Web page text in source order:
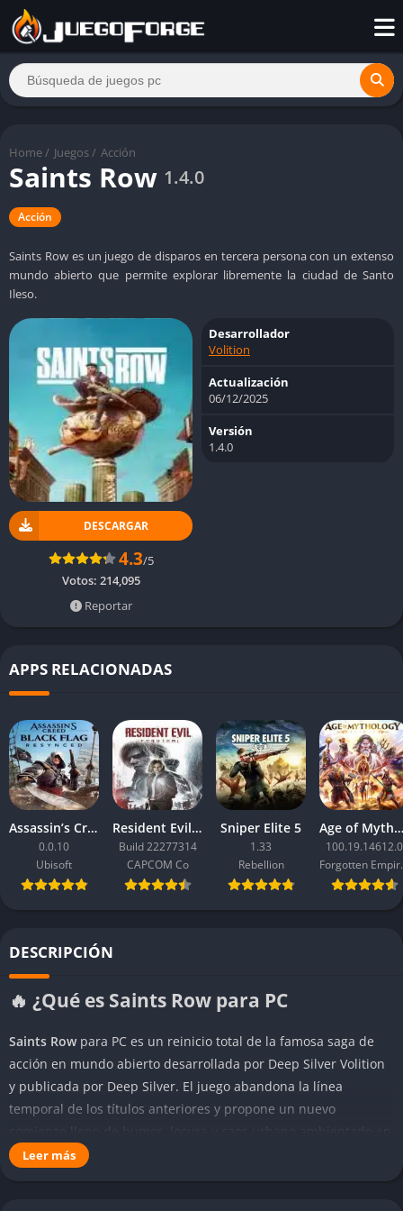
Home / Juegos / Acción
Saints Row 1.4.0
Acción
Saints Row es un juego de disparos en tercera persona con un extenso
mundo abierto que permite explorar libremente la ciudad de Santo
Ileso.
DESCARGAR
4.3/5
Votos: 214,095
Reportar
Desarrollador
Volition
Actualización
06/12/2025
Versión
1.4.0
APPS RELACIONADAS
Assassin’s Creed Black Flag Resynced
0.0.10
Ubisoft
Resident Evil Requiem
Build 22277314
CAPCOM Co
Sniper Elite 5
1.33
Rebellion
Age of Mythology: Retold
100.19.14612.0
DESCRIPCIÓN
🔥 ¿Qué es Saints Row para PC
Saints Rowpara PC es un reinicio total de la famosa saga de
acción en mundo abierto desarrollada por Deep Silver Volition
y publicada por Deep Silver. El juego abandona la línea
temporal de los títulos anteriores y propone un nuevo
la ficticia ciudad de Santo Ileso, un enorme territorio inspirado
Leer más